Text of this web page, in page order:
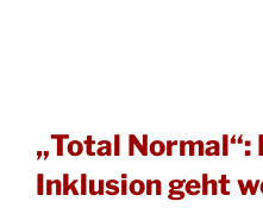
„Total
Inklusion geht